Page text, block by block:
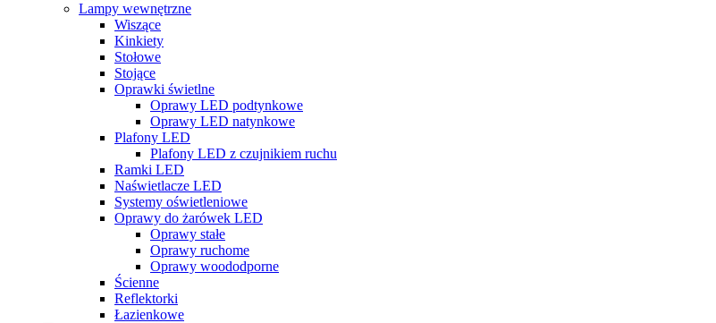
Lampy wewnętrzne
Wiszące
Kinkiety
Stołowe
Stojące
Oprawki świetlne
Oprawy LED podtynkowe
Oprawy LED natynkowe
Plafony LED
Plafony LED z czujnikiem ruchu
Ramki LED
Naświetlacze LED
Systemy oświetleniowe
Oprawy do żarówek LED
Oprawy stałe
Oprawy ruchome
Oprawy woododporne
Ścienne
Reflektorki
Łazienkowe